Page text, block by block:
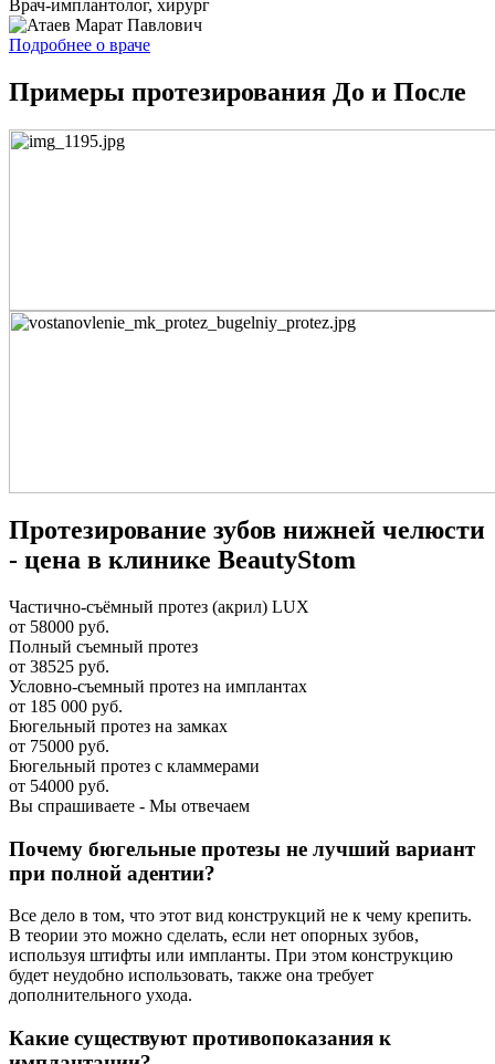
Врач-имплантолог, хирург
Подробнее о враче
Примеры протезирования До и После
Протезирование зубов нижней челюсти
- цена в клинике BeautyStom
Частично-съёмный протез (акрил) LUX
от 58000 руб.
Полный съемный протез
от 38525 руб.
Условно-съемный протез на имплантах
от 185 000 руб.
Бюгельный протез на замках
от 75000 руб.
Бюгельный протез с кламмерами
от 54000 руб.
Вы спрашиваете - Мы отвечаем
Почему бюгельные протезы не лучший вариант
при полной адентии?
Все дело в том, что этот вид конструкций не к чему крепить.
В теории это можно сделать, если нет опорных зубов,
используя штифты или импланты. При этом конструкцию
будет неудобно использовать, также она требует
дополнительного ухода.
Какие существуют противопоказания к